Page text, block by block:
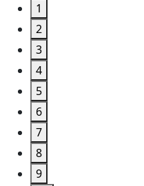
1
2
3
4
5
6
7
8
9